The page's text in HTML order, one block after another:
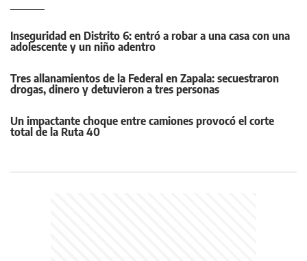
Inseguridad en Distrito 6: entró a robar a una casa con una
adolescente y un niño adentro
Tres allanamientos de la Federal en Zapala: secuestraron
drogas, dinero y detuvieron a tres personas
Un impactante choque entre camiones provocó el corte
total de la Ruta 40